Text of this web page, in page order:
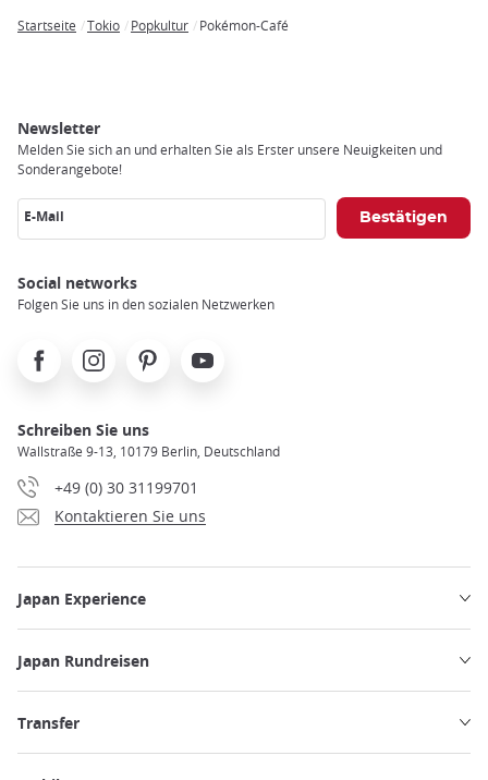
Startseite Tokio Popkultur Pokémon-Café
Newsletter
Melden Sie sich an und erhalten Sie als Erster unsere Neuigkeiten und
Sonderangebote!
E-Mail
Social networks
Folgen Sie uns in den sozialen Netzwerken
FacebookInstagramPinterest Youtube
Schreiben Sie uns
Wallstraße 9-13, 10179 Berlin, Deutschland
+49 (0) 30 31199701
Kontaktieren Sie uns
Japan Experience
Japan Rundreisen
Transfer